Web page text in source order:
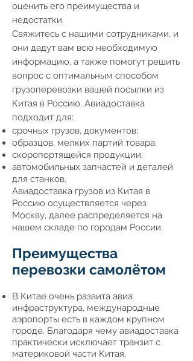
оценить его преимущества и
недостатки.
Свяжитесь с нашими сотрудниками, и
они дадут вам всю необходимую
информацию, а также помогут решить
вопрос с оптимальным способом
грузоперевозки вашей посылки из
Китая в Россию. Авиадоставка
подходит для:
срочных грузов, документов;
образцов, мелких партий товара;
скоропортящейся продукции;
автомобильных запчастей и деталей
для станков.
Авиадоставка грузов из Китая в
Россию осуществляется через
Москву, далее распределяется на
нашем складе по городам России.
Преимущества
перевозки самолётом
В Китае очень развита авиа
инфраструктура, международные
аэропорты есть в каждом крупном
городе. Благодаря чему авиадоставка
практически исключает транзит с
материковой части Китая.